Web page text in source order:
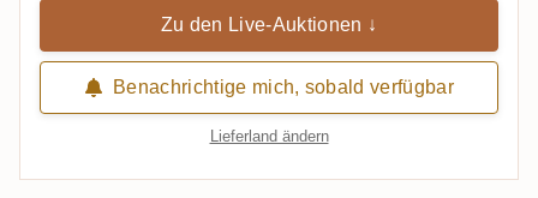
Zu den Live-Auktionen ↓
Benachrichtige mich, sobald verfügbar
Lieferland ändern